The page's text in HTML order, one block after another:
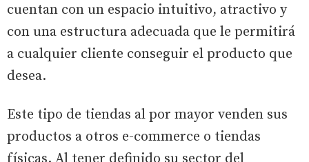
cuentan con un espacio intuitivo, atractivo y
con una estructura adecuada que le permitirá
a cualquier cliente conseguir el producto que
desea.
Este tipo de tiendas al por mayor venden sus
productos a otros e-commerce o tiendas